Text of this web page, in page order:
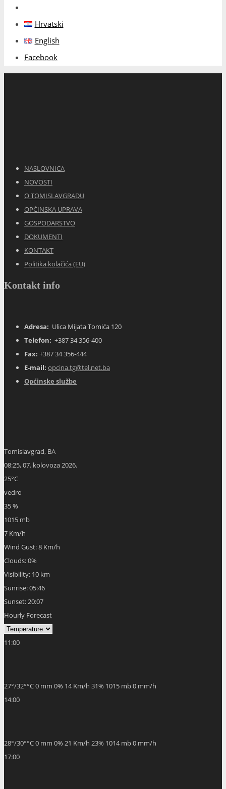
Hrvatski
English
Facebook
NASLOVNICA
NOVOSTI
O TOMISLAVGRADU
OPĆINSKA UPRAVA
GOSPODARSTVO
DOKUMENTI
KONTAKT
Politika kolačića (EU)
Kontakt info
Adresa: Ulica Mijata Tomića 120
Telefon: +387 34 356-400
Fax: +387 34 356-444
E-mail: opcina.tg@tel.net.ba
Općinske službe
Tomislavgrad, BA
08:25,07. kolovoza 2026.
25°C
vedro
35 %
1015 mb
7 Km/h
Wind Gust:8 Km/h
Clouds:0%
Visibility: 10 km
Sunrise:05:46
Sunset:20:07
Hourly Forecast
11:00
27°/32°°C0 mm 0% 14 Km/h 31% 1015 mb0 mm/h
14:00
28°/30°°C0 mm 0% 21 Km/h 23% 1014 mb0 mm/h
17:00